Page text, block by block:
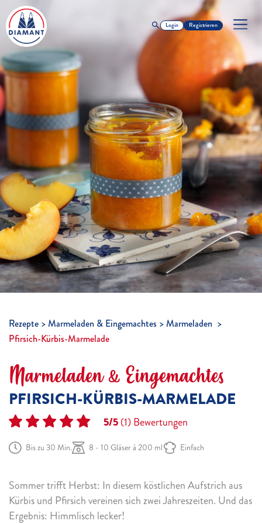
Login Registrieren
Rezepte Marmeladen & Eingemachtes
Marmeladen
Pfirsich-Kürbis-Marmelade
Marmeladen & Eingemachtes
PFIRSICH-KÜRBIS-MARMELADE
5/5(1)Bewertungen
Bis zu 30 Min. 8 - 10 Gläser à 200 ml Einfach
Sommer trifft Herbst: In diesem köstlichen Aufstrich aus
Kürbis und Pfirsich vereinen sich zwei Jahreszeiten. Und das
Ergebnis: Himmlisch lecker!